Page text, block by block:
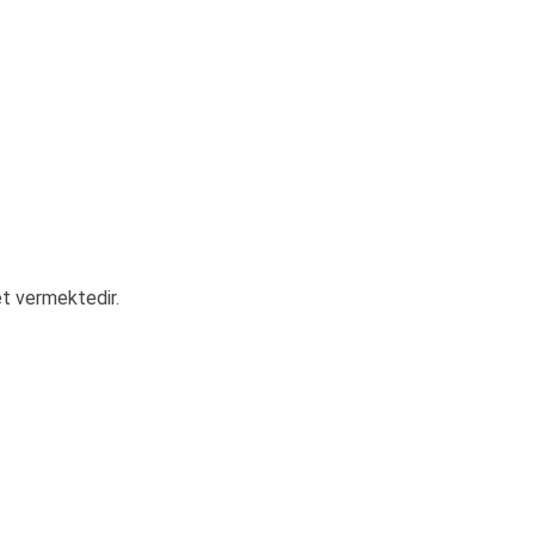
vermektedir.